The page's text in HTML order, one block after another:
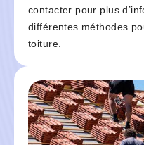
contacter pour plus
différentes méthodes
toiture.